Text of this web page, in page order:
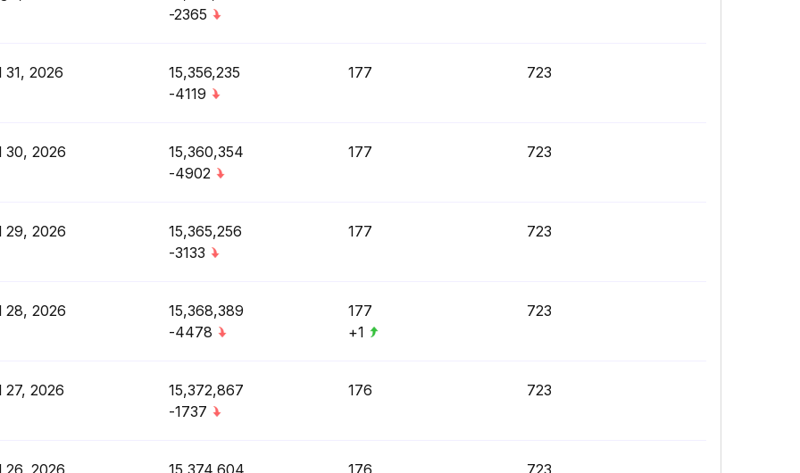
-2365
31, 2026
15,356,235
-4119
177 723
30, 2026
15,360,354
-4902
177 723
29, 2026
15,365,256
-3133
177 723
28, 2026
15,368,389
-4478
177
+1
723
27, 2026
15,372,867
-1737
176 723
26, 2026 15,374,604 176 723